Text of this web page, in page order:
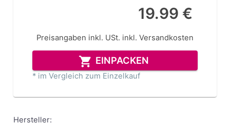
19.99 €
Preisangaben inkl. USt. inkl. Versandkosten
EINPACKEN
* im Vergleich zum Einzelkauf
Hersteller: